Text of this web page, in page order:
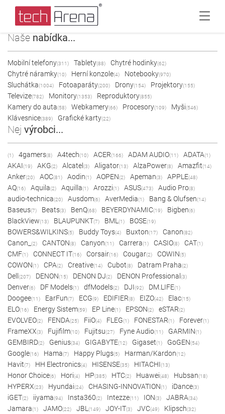
Naše nabídka...
Mobilní telefony(311) Tablety(88) Chytré hodinky(62)
Chytré náramky(10) Herní konzole(4) Notebooky(970)
Sluchátka(1004) Fotoaparáty(200) Drony(154) Projektory(155)
Televize(782) Monitory(1353) Reproduktory(855)
Kamery do auta(58) Webkamery(66) Procesory(109) Myši(546)
Klávesnice(389) Grafické karty(22)
Nej výrobci...
(1) 4gamers(8) A4tech(10) ACER(166) ADAM AUDIO(11) ADATA(1)
AKAI(19) AKG(2) Alcatel (3) Aligator(13) AlzaPower(8) Amazfit(14)
Anker(20) AOC(81) Aodin(1) AOPEN(2) Apeman(3) APPLE(48)
AQ(16) Aquila(2) Aquilla(1) Arozzi(1) ASUS(473) Audio Pro(8)
audio-technica(20) Ausdom(6) AverMedia(1) Bang & Olufsen(14)
Baseus(7) Beats(3) BenQ(68) BEYERDYNAMIC(19) Bigben(6)
BlackView(13) BLAUPUNKT(7) BML (1) BOSE(19)
BOWERS&WILKINS(5) Buddy Toys(4) Buxton(17) Canon(82)
Canon_ (2) CANTON(8) Canyon(11) Carrera(1) CASIO(8) CAT(1)
CMF(1) CONNECT IT(16) Corsair(16) Cougar(2) COWIN(5)
COWON(1) CPA(2) Creative(14) Cubot(8) Datram Praha(2)
Dell (207) DENON(15) DENON DJ(2) DENON Professional (3)
Denver(6) DF Models(1) dfModels(2) DJI(92) DM.LIFE(1)
Doogee(11) EarFun(7) ECG(9) EDIFIER(8) EIZO(42) Elac(15)
ELO(16) Energy Sistem(59) EP Line(1) EPSON(2) eSTAR(2)
EVOLVEO(2) FENDA(25) FiiO(4) FLEG(1) FONESTAR(1) Forever(1)
FrameXX(3) Fujifilm(10) Fujitsu(27) Fyne Audio(11) GARMIN(1)
GEMBIRD(2) Genius(34) GIGABYTE(12) Gigaset(1) GoGEN(54)
Google(16) Hama(7) Happy Plugs(5) Harman/Kardon(12)
Havit(7) HH Electronics(4) HISENSE(35) HITACHI(13)
Honor Choice(6) Hori(4) HP(385) HTC(2) Huawei(48) Hubsan(18)
HYPERX(23) Hyundai(24) CHASING-INNOVATION(1) iDance(3)
iGET(2) iiyama(94) Insta360(2) Intezze(11) ION(3) JABRA(34)
Jamara(1) JAMO(22) JBL (149) JOY-IT(3) JVC(49) Klipsch(32)